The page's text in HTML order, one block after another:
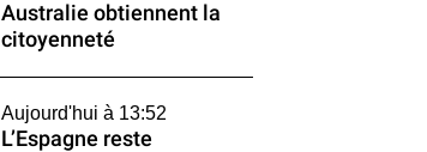
Australie obtiennent la
citoyenneté
Aujourd'hui à 13:52
L’Espagne reste